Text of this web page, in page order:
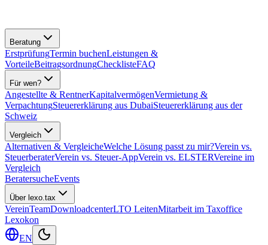
Beratung
ErstprüfungTermin buchenLeistungen &
VorteileBeitragsordnungChecklisteFAQ
Für wen?
Angestellte & RentnerKapitalvermögenVermietung &
VerpachtungSteuererklärung aus DubaiSteuererklärung aus der
Schweiz
Vergleich
Alternativen & VergleicheWelche Lösung passt zu mir?Verein vs.
SteuerberaterVerein vs. Steuer-AppVerein vs. ELSTERVereine im
Vergleich
BeratersucheEvents
Über lexo.tax
VereinTeamDownloadcenterLTO LeitenMitarbeit im Taxoffice
Lexokon
EN